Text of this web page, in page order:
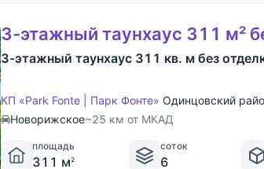
3-этажный таунхаус 311 м²
3-этажный таунхаус 311 кв. м без
КП «Park Fonte | Парк Фонте» Одинцовский
Новорижское~25 км от МКАД
площадь
311 м2
соток
6